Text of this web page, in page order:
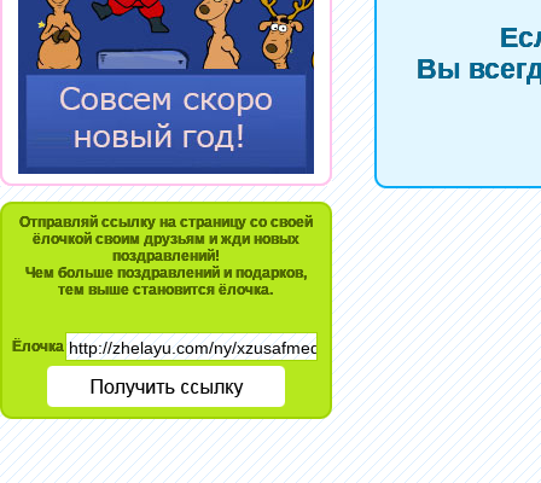
Отправляй ссылку на страницу со своей
ёлочкой своим друзьям и жди новых
поздравлений!
Чем больше поздравлений и подарков,
тем выше становится ёлочка.
Ёлочка
Вы